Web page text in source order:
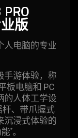
业版
人电脑的专业
手游体验，称
板电脑和 PC
的人体工学设
杆、带爪握式
沉浸式体验的
*。